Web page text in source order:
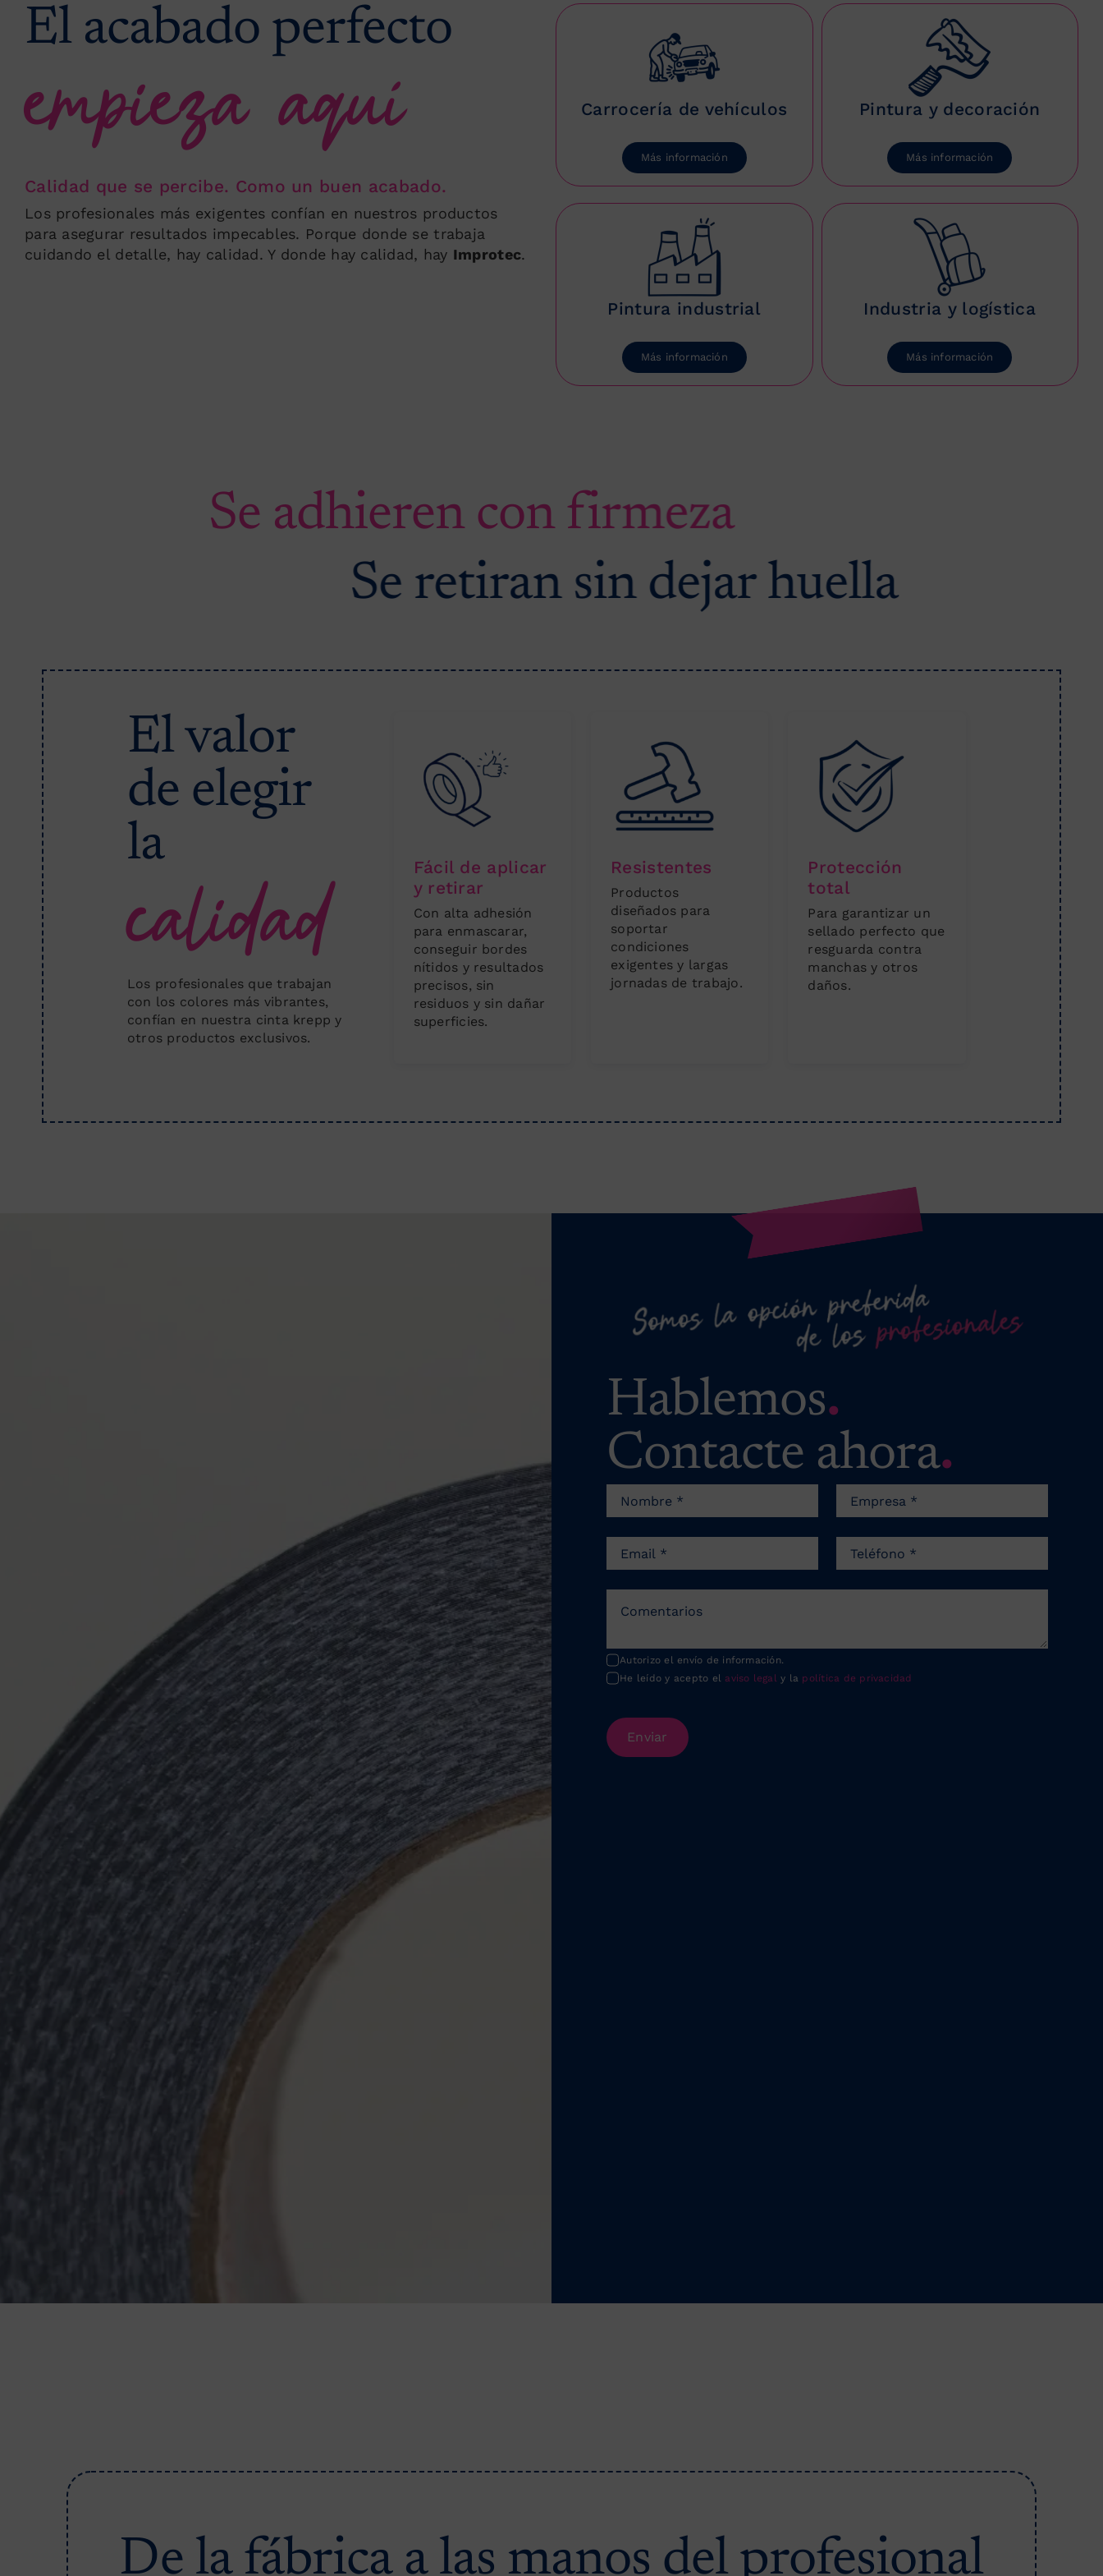
El acabado perfecto
empieza aquí
Calidad que se percibe. Como un buen acabado.
Los profesionales más exigentes confían en nuestros productos
para asegurar resultados impecables. Porque donde se trabaja
cuidando el detalle, hay calidad. Y donde hay calidad, hay Improtec.
Carrocería de vehículos
Más información
Pintura y decoración
Más información
Pintura industrial
Más información
Industria y logística
Más información
Se adhieren con firmeza
Se retiran sin dejar huella
El valor
de elegir
la
calidad
Los profesionales que trabajan
con los colores más vibrantes,
confían en nuestra cinta krepp y
otros productos exclusivos.
Fácil de aplicar
y retirar
Con alta adhesión
para enmascarar,
conseguir bordes
nítidos y resultados
precisos, sin
residuos y sin dañar
superficies.
Resistentes
Productos
diseñados para
soportar
condiciones
exigentes y largas
jornadas de trabajo.
Protección
total
Para garantizar un
sellado perfecto que
resguarda contra
manchas y otros
daños.
Hablemos.
Contacte ahora.
Autorizo el envío de información.
He leído y acepto el aviso legaly la política de privacidad
Enviar
De la fábrica a las manos del profesional